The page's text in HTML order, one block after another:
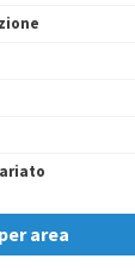
area